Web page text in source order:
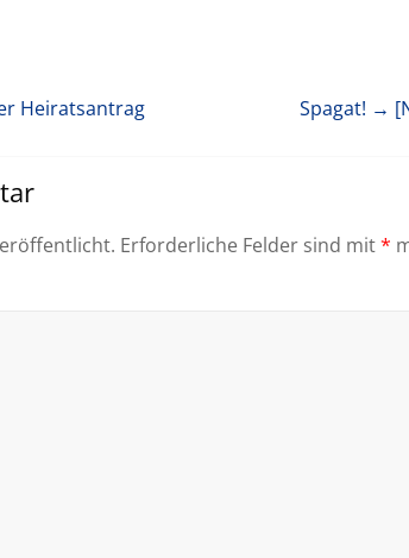
Heiratsantrag Spagat! →
Erforderliche Felder sind mit*